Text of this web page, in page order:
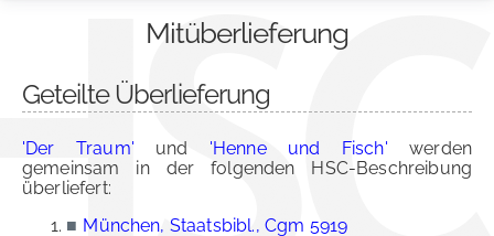
Mitüberlieferung
Geteilte Überlieferung
'Der Traum' und 'Henne und Fisch' werden
gemeinsam in der folgenden HSC-Beschreibung
überliefert:
■ München, Staatsbibl., Cgm 5919